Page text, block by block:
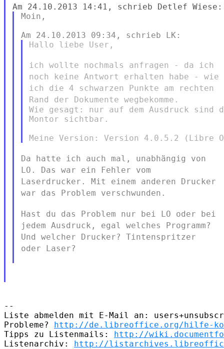
Moin,
Hallo liebe User,
ich wollte nochmals anfragen - da ich
noch keine Antwort erhalten habe -wie
ich die 4 schwarzen Punkte am rechten
Rand der Dokumentewegbekomme.
Wie gesagt: nur auf dem Ausdruck sind
Montor sichtbar.
Da hatte ich auch mal, unabhängig von
LO. Das war ein Fehler vom
Laserdrucker. Mit einem anderen Drucker
war das Problem verschwunden.
Hast du das Problem nur bei LO oder bei
jedem Ausdruck, egal welches Programm?
Und welcher Drucker? Tintenspritzer
oder Laser?
--
Liste abmelden mit E-Mail an:
Probleme? http://de.libreoffice.org/hilfe-
Tipps zu Listenmails: http://
Listenarchiv: http://